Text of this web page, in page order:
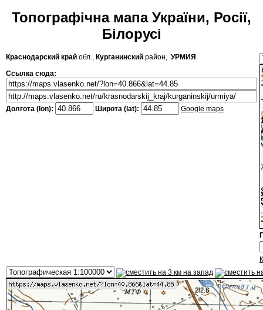
Топографічна мапа України, Росії,
Білорусі
Краснодарский край обл., Курганинский район, .УРМИЯ
Ссылка сюда:
Долгота (lon): Широта (lat): Google maps